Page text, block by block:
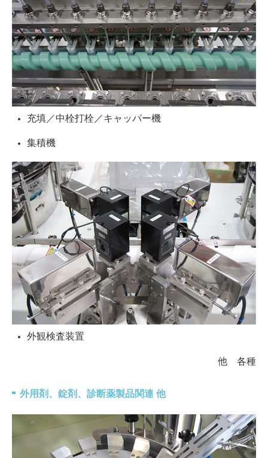
充填／中栓打栓／キャッパー機
集積機
外観検査装置
他 各種
外用剤、錠剤、診断薬製品関連 他